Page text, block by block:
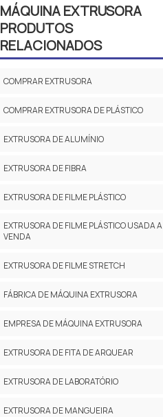
MÁQUINA EXTRUSORA
PRODUTOS
RELACIONADOS
COMPRAR EXTRUSORA
COMPRAR EXTRUSORA DE PLÁSTICO
EXTRUSORA DE ALUMÍNIO
EXTRUSORA DE FIBRA
EXTRUSORA DE FILME PLÁSTICO
EXTRUSORA DE FILME PLÁSTICO USADA A
VENDA
EXTRUSORA DE FILME STRETCH
FÁBRICA DE MÁQUINA EXTRUSORA
EMPRESA DE MÁQUINA EXTRUSORA
EXTRUSORA DE FITA DE ARQUEAR
EXTRUSORA DE LABORATÓRIO
EXTRUSORA DE MANGUEIRA